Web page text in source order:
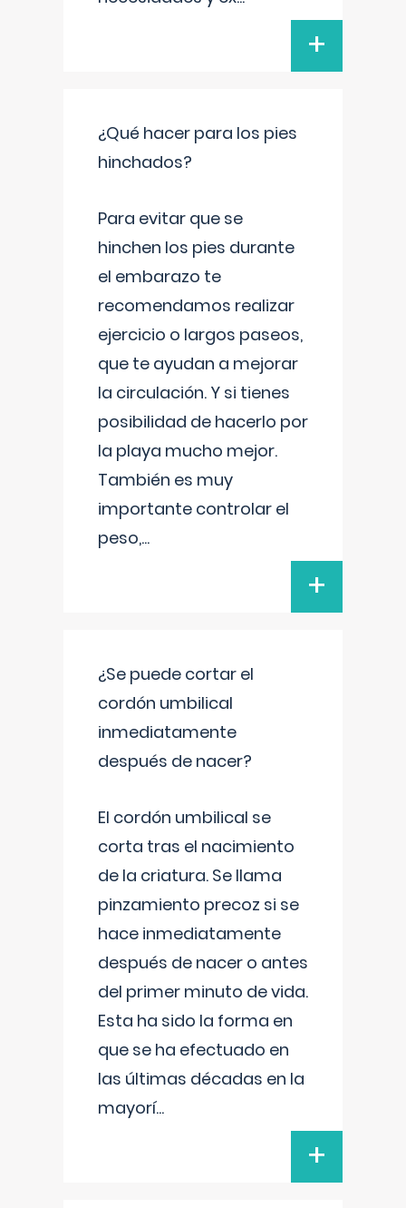
+
¿Qué hacer para los pies
hinchados?
Para evitar que se
hinchen los pies durante
el embarazo te
recomendamos realizar
ejercicio o largos paseos,
que te ayudan a mejorar
la circulación. Y si tienes
posibilidad de hacerlo por
la playa mucho mejor.
También es muy
importante controlar el
peso,...
+
¿Se puede cortar el
cordón umbilical
inmediatamente
después de nacer?
El cordón umbilical se
corta tras el nacimiento
de la criatura. Se llama
pinzamiento precoz si se
hace inmediatamente
después de nacer o antes
del primer minuto de vida.
Esta ha sido la forma en
que se ha efectuado en
las últimas décadas en la
mayorí...
+